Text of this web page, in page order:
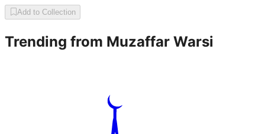
Add to Collection
Trending from Muzaffar Warsi